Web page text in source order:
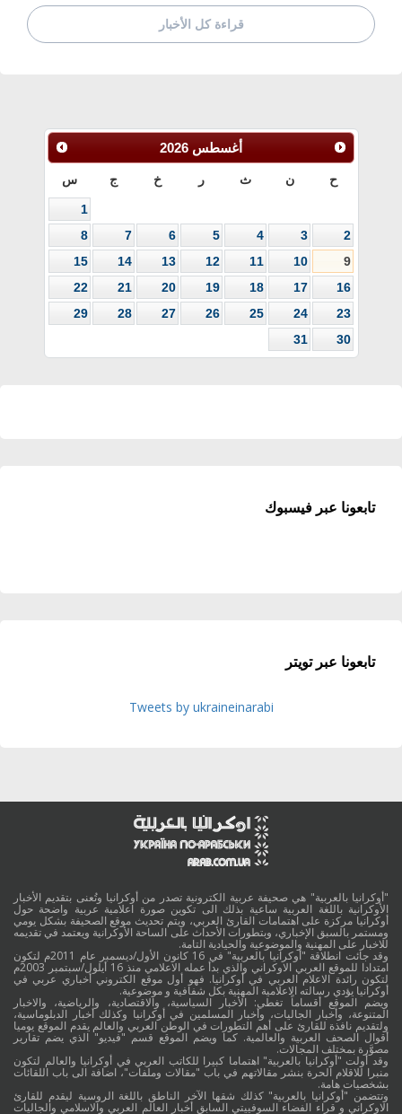
قراءة كل الأخبار
أغسطس 2026
ح ن ث ر خ ج س
1
2
3
4
5
6
7
8
9
10
11
12
13
14
15
16
17
18
19
20
21
22
23
24
25
26
27
28
29
30
31
تابعونا عبر فيسبوك
تابعونا عبر تويتر
Tweets by ukraineinarabi
"أوكرانيا بالعربية" هي صحيفة عربية الكترونية تصدر من أوكرانيا وتُعنى بتقديم الأخبار
الأوكرانية باللغة العربية ساعية بذلك الى تكوين صورة اعلامية عربية واضحة حول
أوكرانيا مركزة على اهتمامات القارئ العربي، ويتم تحديث موقع الصحيفة بشكل يومي
ومستمر بالسبق الإخباري، وبتطورات الأحداث على الساحة الأوكرانية ويعتمد في تقديمه
للاخبار على المهنية والموضوعية والحيادية التامة.
وقد جائت انطلاقة "أوكرانيا بالعربية" في 16 كانون الأول/ديسمبر عام 2011م لتكون
امتدادا للموقع العربي الاوكراني والذي بدأ عمله الاعلامي منذ 16 أيلول/سبتمبر 2003م
لتكون رائدة الاعلام العربي في أوكرانيا. فهو أول موقع الكتروني أخباري عربي في
أوكرانيا يؤدي رسالته الاعلامية المهنية بكل شفافية و موضوعية.
ويضم الموقع أقساماً تغطي: الأخبار السياسية، والاقتصادية، والرياضية، والاخبار
المتنوعة، وأخبار الجاليات، وأخبار المسلمين في أوكرانيا وكذلك أخبار الدبلوماسية،
ولتقديم نافذة للقارئ على أهم التطورات في الوطن العربي والعالم يقدم الموقع يوميا
أقوال الصحف العربية والعالمية. كما ويضم الموقع قسم "فيديو" الذي يضم تقارير
مصوَّرة بمختلف المجالات.
وقد أولت "أوكرانيا بالعربية" اهتماما كبيرا للكاتب العربي في أوكرانيا والعالم لتكون
منبرا للاقلام الحرة بنشر مقالاتهم في باب "مقالات وملفات"، اضافة الى باب اللقائات
بشخصيات هامة.
وتتضمن "أوكرانيا بالعربية" كذلك شقها الآخر الناطق باللغة الروسية ليقدم للقارئ
الاوكراني و قراء الفضاء السوفييتي السابق أخبار العالم العربي والاسلامي والجاليات